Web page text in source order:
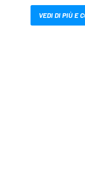
VEDI DI PIÙ E